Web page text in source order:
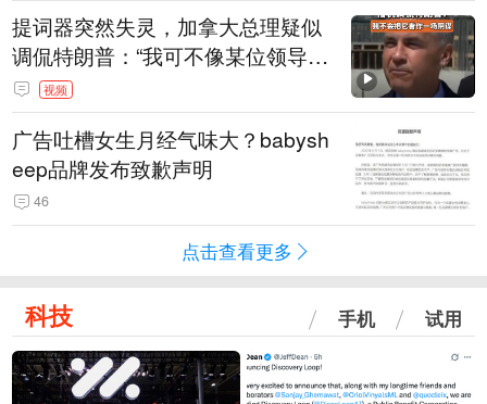
提词器突然失灵，加拿大总理疑似
调侃特朗普：“我可不像某位领导
人，把这当成一场阴谋”，全场哄笑
视频
广告吐槽女生月经气味大？babysh
eep品牌发布致歉声明
46
点击查看更多
科技 手机 试用